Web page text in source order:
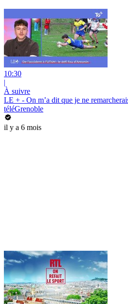
10:30
|
À suivre
LE + - On m’a dit que je ne
téléGrenoble
il y a 6 mois